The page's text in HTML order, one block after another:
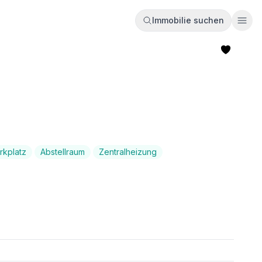
Immobilie suchen
Abstellraum Zentralheizung